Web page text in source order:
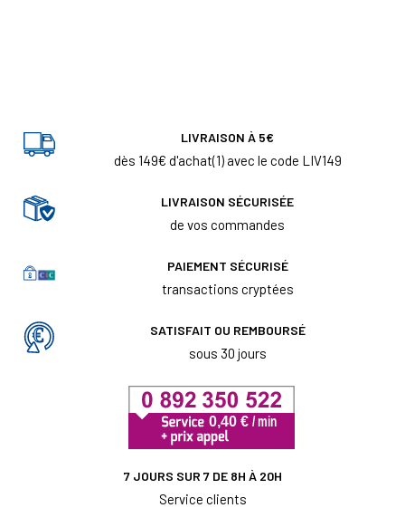
LIVRAISON À 5€
dès 149€ d'achat(1) avec le code LIV149
LIVRAISON SÉCURISÉE
de vos commandes
PAIEMENT SÉCURISÉ
transactions cryptées
SATISFAIT OU REMBOURSÉ
sous 30 jours
7 JOURS SUR 7 DE 8H À 20H
Service clients